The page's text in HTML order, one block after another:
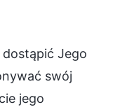
Jego
swój
jego